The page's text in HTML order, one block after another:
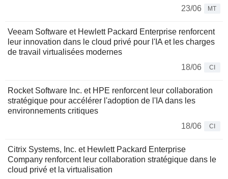
23/06
MT
Veeam Software et Hewlett Packard Enterprise renforcent
leur innovation dans le cloud privé pour l'IA et les charges
de travail virtualisées modernes
18/06
CI
Rocket Software Inc. et HPE renforcent leur collaboration
stratégique pour accélérer l'adoption de l'IA dans les
environnements critiques
18/06
CI
Citrix Systems, Inc. et Hewlett Packard Enterprise
Company renforcent leur collaboration stratégique dans le
cloud privé et la virtualisation